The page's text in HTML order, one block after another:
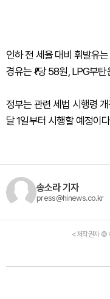
인하 전 세율 대비 휘발유
경유는 ℓ당 58원, LPG부탄
정부는 관련 세법 시행령
달 1일부터 시행할 예정이
송소라 기자
press@hinews.co.kr
<저작권자 ©